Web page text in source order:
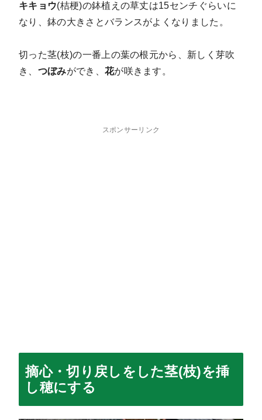
キキョウ(桔梗)の鉢植えの草丈は15センチぐらいに
なり、鉢の大きさとバランスがよくなりました。
切った茎(枝)の一番上の葉の根元から、新しく芽吹
き、 つぼみができ、 花が咲きます。
スポンサーリンク
摘心・切り戻しをした茎(枝)を挿
し穂にする